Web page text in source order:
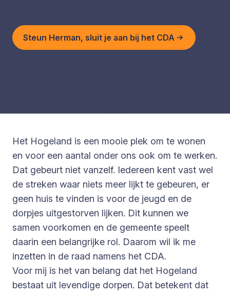
Steun Herman, sluit je aan bij het CDA
Het Hogeland is een mooie plek om te wonen
en voor een aantal onder ons ook om te werken.
Dat gebeurt niet vanzelf. Iedereen kent vast wel
de streken waar niets meer lijkt te gebeuren, er
geen huis te vinden is voor de jeugd en de
dorpjes uitgestorven lijken. Dit kunnen we
samen voorkomen en de gemeente speelt
daarin een belangrijke rol. Daarom wil ik me
inzetten in de raad namens het CDA.
Voor mij is het van belang dat het Hogeland
bestaat uit levendige dorpen. Dat betekent dat